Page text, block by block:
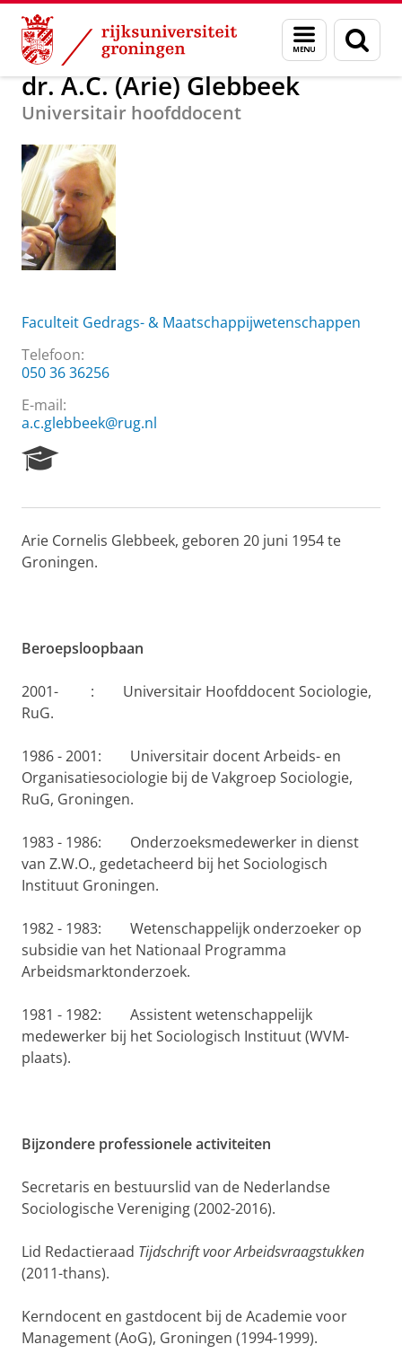
Skip
Content
Skip
Navigation
Menu
en
zoeken
Over ons dr. A.C. (Arie) Glebbeek
dr. A.C. (Arie) Glebbeek
Universitair hoofddocent
Faculteit Gedrags- & Maatschappijwetenschappen
Telefoon:
050 36 36256
E-mail:
a.c.glebbeek@rug.nl
e
r
c
t
Arie Cornelis Glebbeek, geboren 20 juni 1954 te
Groningen.
Beroepsloopbaan
2001- : Universitair Hoofddocent Sociologie,
RuG.
1986 - 2001: Universitair docent Arbeids- en
Organisatiesociologie bij de Vakgroep Sociolo­gie,
RuG, Groningen.
1983 - 1986: Onderzoeksmedewerker in dienst
van Z.W.O., gedetacheerd bij het Sociologisch
Instituut Groningen.
1982 - 1983: Wetenschappelijk onderzoeker op
subsidie van het Natio­naal Programma
Arbeidsmarktonderzoek.
1981 - 1982: Assistent wetenschappelijk
medewerker bij het Sociologisch Instituut (WVM-
plaats).
Bijzondere professionele activiteiten
Secretaris en bestuurslid van de Nederlandse
Sociologische Vereniging (2002-2016).
Lid Redactieraad Tijdschrift voor Arbeidsvraagstukken
(2011-thans).
Kerndocent en gastdocent bij de Academie voor
Management (AoG), Groningen (1994-1999).